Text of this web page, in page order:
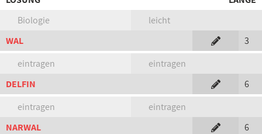
Biologie
leicht
WAL
3
eintragen
eintragen
DELFIN
6
eintragen
eintragen
NARWAL
6